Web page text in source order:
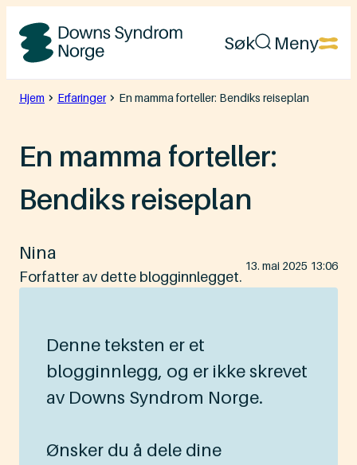
Hopp
Downs
Syndrom
Søk Meny
Hjem Erfaringer En mamma forteller: Bendiks reiseplan
En mamma forteller:
Bendiks reiseplan
Nina
Forfatter av dette blogginnlegget.
Lagt
ut
13. mai 2025 13:06
Denne teksten er et
blogginnlegg, og er ikke skrevet
av Downs Syndrom Norge.
Ønsker du å dele dine